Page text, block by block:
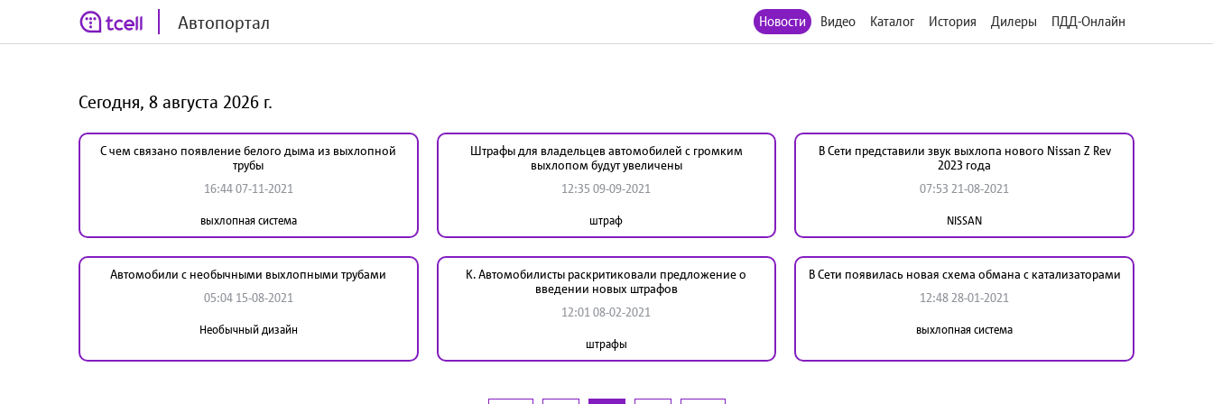
Автопортал Новости Видео Каталог История Дилеры ПДД-Онлайн
Сегодня, 8 августа 2026 г.
С чем связано появление белого дыма из выхлопной
трубы
16:44 07-11-2021
выхлопная система
Штрафы для владельцев автомобилей с громким
выхлопом будут увеличены
12:35 09-09-2021
штраф
В Сети представили звук выхлопа нового Nissan Z Rev
2023 года
07:53 21-08-2021
NISSAN
Автомобили с необычными выхлопными трубами
05:04 15-08-2021
Необычный дизайн
К. Автомобилисты раскритиковали предложение о
введении новых штрафов
12:01 08-02-2021
штрафы
В Сети появилась новая схема обмана с катализаторами
12:48 28-01-2021
выхлопная система